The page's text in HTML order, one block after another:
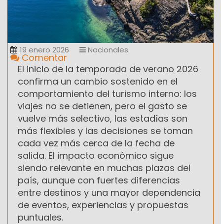
19 enero 2026 Nacionales
Comentar
El inicio de la temporada de verano 2026
confirma un cambio sostenido en el
comportamiento del turismo interno: los
viajes no se detienen, pero el gasto se
vuelve más selectivo, las estadías son
más flexibles y las decisiones se toman
cada vez más cerca de la fecha de
salida. El impacto económico sigue
siendo relevante en muchas plazas del
país, aunque con fuertes diferencias
entre destinos y una mayor dependencia
de eventos, experiencias y propuestas
puntuales.